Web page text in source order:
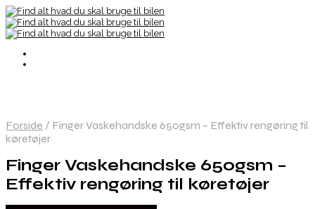
Forside / Finger Vaskehandske 650gsm – Effektiv rengøring til
køretøjer
Finger Vaskehandske 650gsm –
Effektiv rengøring til køretøjer